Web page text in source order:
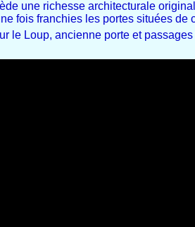
une richesse architecturale
fois franchies les portes situées de
le Loup, ancienne porte et